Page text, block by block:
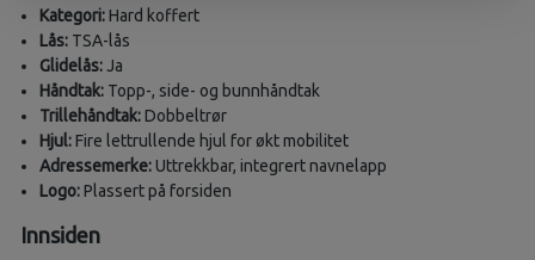
Kategori:Hard koffert
Lås: TSA-lås
Glidelås:Ja
Håndtak: Topp-, side- og bunnhåndtak
Trillehåndtak:Dobbeltrør
Hjul:Fire lettrullende hjul for økt mobilitet
Adressemerke:Uttrekkbar, integrert navnelapp
Logo:Plassert på forsiden
Innsiden